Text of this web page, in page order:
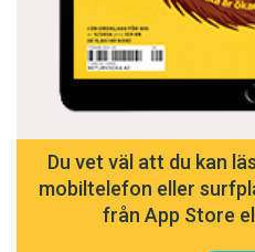
Du vet väl att du kan
mobiltelefon eller
från App Store